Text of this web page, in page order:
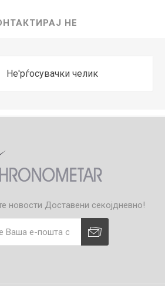
НЕ
Не'рѓосувачки челик
новости Доставени секојдневно!